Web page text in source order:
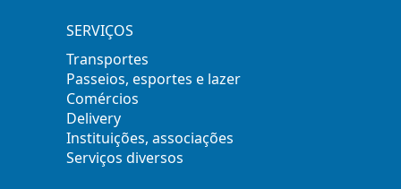
SERVIÇOS
Transportes
Passeios, esportes e lazer
Comércios
Delivery
Instituições, associações
Serviços diversos